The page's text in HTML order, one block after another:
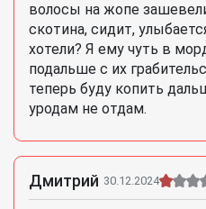
волосы на жопе
скотина, сидит,
хотели? Я ему чуть в
подальше с их
теперь буду копить
уродам не отдам.
Дмитрий 30.12.2024